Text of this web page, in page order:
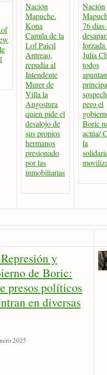
Nación
Mapuche.
Kona
Camila de la
Lof Paicil
Antreao,
repudia al
Intendente
Murer de
Villa la
Angostura
quien pide el
desalojo de
sus propios
hermanos
presionado
por las
inmobiliarias
Nación
76 días
forzada
Julia
todos
pero el
Boric
actúa/
la
y
de Boric:
presos políticos
en diversas
2025